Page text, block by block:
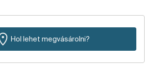
Hol lehet megvásárolni?